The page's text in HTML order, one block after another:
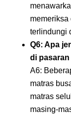
terlindungi
Q6: Apa
di
A6:
matras
matras
masing-